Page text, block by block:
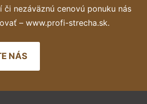
či nezáväznú cenovú ponuku nás
– www.profi-strecha.sk.
NÁS